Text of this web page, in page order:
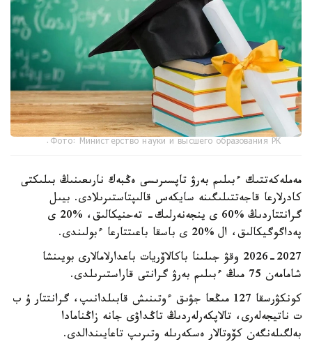
Фото: Министерство науки и высшего образования РК.
مەملەكەتتىك ءبىلىم بەرۋ تاپسىرىسى ەڭبەك نارىعىنىڭ بىلىكتى
كادرلارعا قاجەتتىلىگىنە سايكەس قالىپتاستىرىلادى. بيىل
گرانتتاردىڭ %60 ى ينجەنەرلىك- تەحنيكالىق، %20 ى
پەداگوگيكالىق، ال %20 ى باسقا باعىتتارعا ءبولىندى.
2026-2027 وقۋ جىلىنا باكالاۆريات باعدارلامالارى بويىنشا
شامامەن 75 مىڭ ءبىلىم بەرۋ گرانتى قاراستىرىلدى.
كونكۋرسقا 127 مىڭعا جۋىق ءوتىنىش قابىلدانىپ، گرانتتار ۇ ب
ت ناتيجەلەرى، تالاپكەرلەردىڭ تاڭداۋى جانە زاڭنامادا
بەلگىلەنگەن كۆوتالار ەسكەرىلە وتىرىپ تاعايىندالدى.